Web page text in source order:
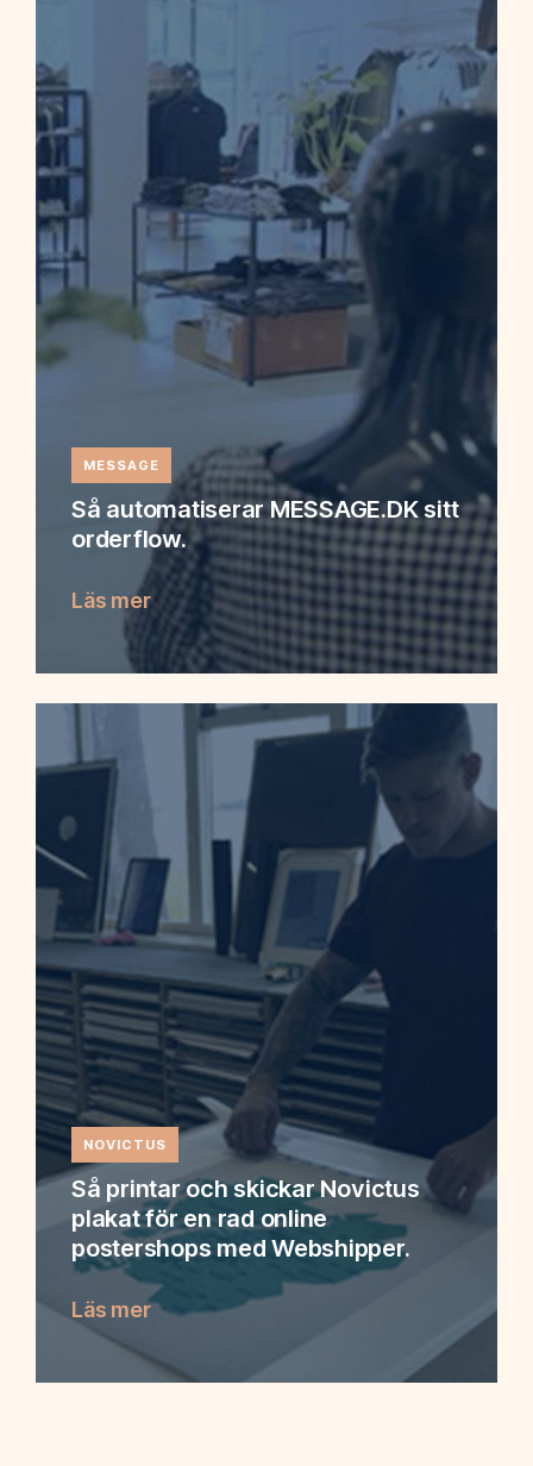
MESSAGE
Så automatiserar MESSAGE.DK sitt
orderflow.
Läs mer
NOVICTUS
Så printar och skickar Novictus
plakat för en rad online
postershops med Webshipper.
Läs mer